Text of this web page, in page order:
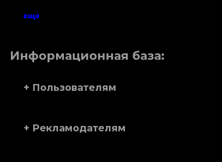
еще
Информационная база:
+ Пользователям
+ Рекламодателям